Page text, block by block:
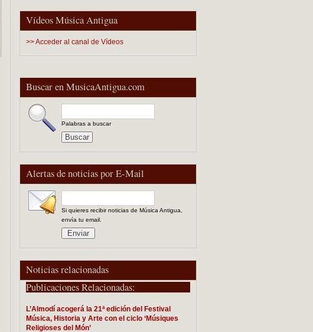
Vídeos Música Antigua
>> Acceder al canal de Vídeos
Buscar en MusicaAntigua.com
Palabras a buscar
Alertas de noticias por E-Mail
Si quieres recibir noticias de Música Antigua,
envía tu email.
Noticias relacionadas
Publicaciones Relacionadas:
L’Almodí acogerá la 21ª edición del Festival
Música, Historia y Arte con el ciclo ‘Músiques
Religioses del Món’